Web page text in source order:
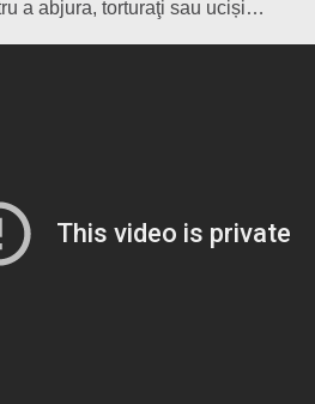
a abjura, torturaţi sau uciși…